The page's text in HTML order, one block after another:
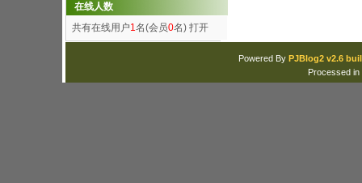
在线人数
共有在线用户1名(会员0名) 打开
Powered By PJBlog2 v2.6
Processed in